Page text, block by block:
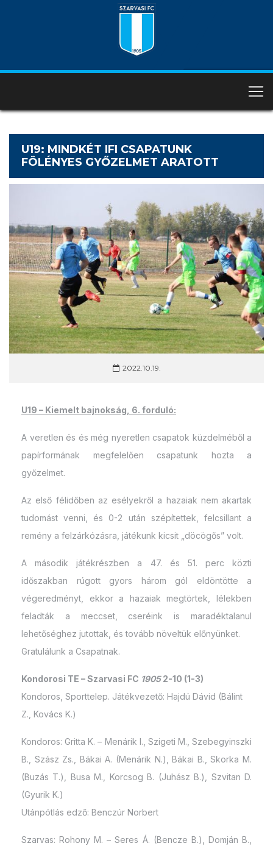
U19: MINDKÉT IFI CSAPATUNK
FÖLÉNYES GYŐZELMET ARATOTT
2022.10.19.
U19 – Kiemelt bajnokság, 6. forduló:
A veretlen és és még nyeretlen csapatok küzdelméből a
papírformának megfelelően csapatunk hozta a
győzelmet.
Az első félidőben az esélyekről a hazaiak nem akartak
tudomást venni, és 0-2 után szépítettek, felcsillant a
remény a felzárkózásra, játékunk kicsit „döcögős” volt.
A második játékrészben a 47. és 51. perc közti
időszakban rúgott gyors három gól eldöntötte a
végeredményt, ekkor a hazaiak megtörtek, lélekben
feladták a meccset, cseréink is maradéktalanul
lehetőséghez jutottak, és tovább növeltük előnyünket.
Gratulálunk a Csapatnak.
Kondorosi TE – Szarvasi FC 19052-10 (1-3)
Kondoros, Sporttelep. Játékvezető: Hajdú Dávid (Bálint
Z., Kovács K.)
Kondoros: Gritta K. – Menárik I., Szigeti M., Szebegyinszki
B., Szász Zs., Bákai A. (Menárik N.), Bákai B., Skorka M.
(Buzás T.), Busa M., Korcsog B. (Juhász B.), Szvitan D.
(Gyurik K.)
Utánpótlás edző: Benczúr Norbert
Szarvas: Rohony M. – Seres Á. (Bencze B.), Domján B.,